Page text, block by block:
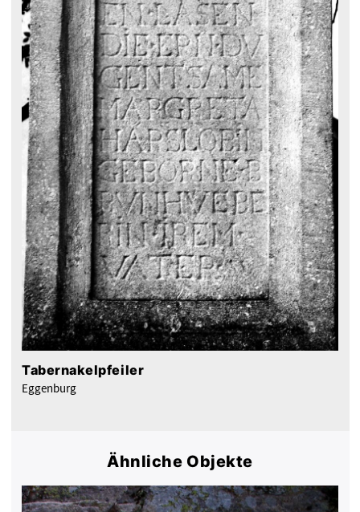
Tabernakelpfeiler
Eggenburg
Ähnliche Objekte